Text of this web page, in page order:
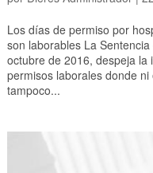
Los días de permiso por
son laborables La
octubre de 2016, despeja
permisos laborales donde
tampoco...